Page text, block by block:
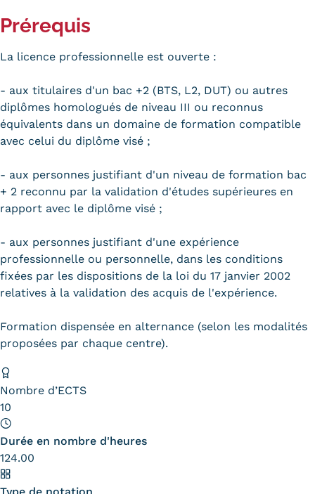
suites de parcours
Modalités d'enseignement
Formation en présentiel
Alternance
Enseignement à distance
Validation des Acquis de
l'Expérience (VAE)
Validation des études
supérieures (VES)
Validation des acquis
professionnels et personnels
(VAPP)
Handi'Cnam
Prérequis
La licence professionnelle est ouverte :
- aux titulaires d'un bac +2 (BTS, L2, DUT) ou autres
diplômes homologués de niveau III ou reconnus
équivalents dans un domaine de formation compatible
avec celui du diplôme visé ;
- aux personnes justifiant d'un niveau de formation bac
+ 2 reconnu par la validation d'études supérieures en
rapport avec le diplôme visé ;
- aux personnes justifiant d'une expérience
professionnelle ou personnelle, dans les conditions
fixées par les dispositions de la loi du 17 janvier 2002
relatives à la validation des acquis de l'expérience.
Formation dispensée en alternance (selon les modalités
proposées par chaque centre).
Nombre d’ECTS
10
Durée en nombre d'heures
124.00